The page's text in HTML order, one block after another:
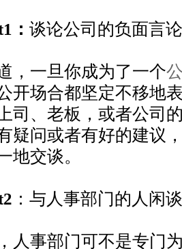
： 谈论公司的负面言
一旦你成为了一个
开场合都坚定不移地
司、老板，或者公司
疑问或者有好的建议
地交谈。
2 ：与人事部门的人闲
事部门可不是专门为